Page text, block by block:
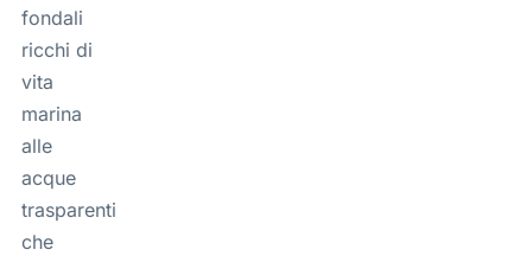
fondali
ricchi di
vita
marina
alle
acque
trasparenti
che